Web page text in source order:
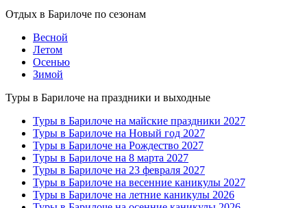
Отдых в Барилоче по сезонам
Весной
Летом
Осенью
Зимой
Туры в Барилоче на праздники и выходные
Туры в Барилоче на майские праздники 2027
Туры в Барилоче на Новый год 2027
Туры в Барилоче на Рождество 2027
Туры в Барилоче на 8 марта 2027
Туры в Барилоче на 23 февраля 2027
Туры в Барилоче на весенние каникулы 2027
Туры в Барилоче на летние каникулы 2026